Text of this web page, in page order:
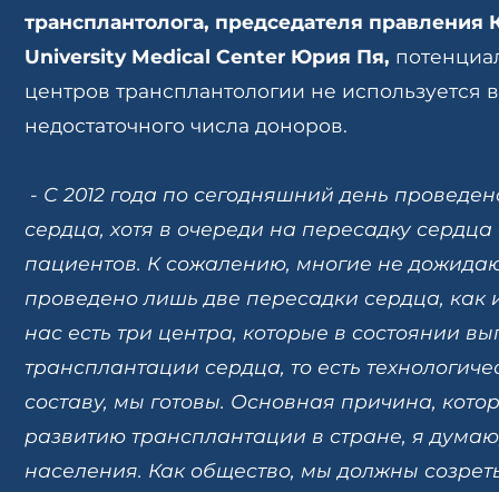
трансплантолога, председателя правления
University Medical Center Юрия Пя,
центров трансплантологии не используется
недостаточного числа доноров.
- С 2012 года по сегодняшний день
сердца, хотя в очереди на пересадку сердца
пациентов. К сожалению, многие не
проведено лишь две пересадки сердца, как
нас есть три центра, которые в состоянии
трансплантации сердца, то есть
составу, мы готовы. Основная причина,
развитию трансплантации в стране, я
населения. Как общество, мы должны